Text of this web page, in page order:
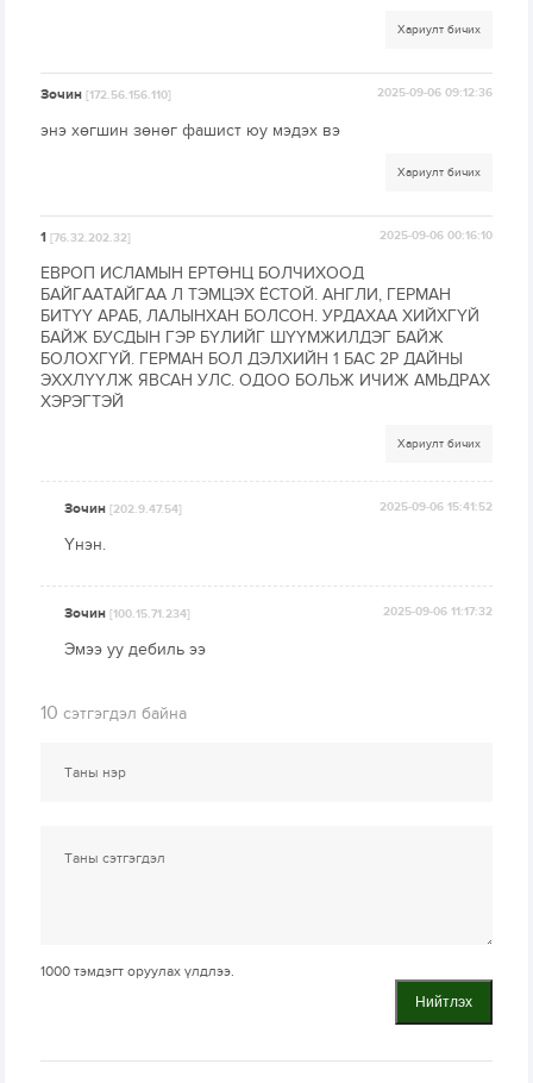
Хариулт бичих
Зочин[172.56.156.110] 2025-09-06 09:12:36
энэ хөгшин зөнөг фашист юу мэдэх вэ
Хариулт бичих
1[76.32.202.32] 2025-09-06 00:16:10
ЕВРОП ИСЛАМЫН ЕРТӨНЦ БОЛЧИХООД
БАЙГААТАЙГАА Л ТЭМЦЭХ ЁСТОЙ. АНГЛИ, ГЕРМАН
БИТҮҮ АРАБ, ЛАЛЫНХАН БОЛСОН. УРДАХАА ХИЙХГҮЙ
БАЙЖ БУСДЫН ГЭР БҮЛИЙГ ШҮҮМЖИЛДЭГ БАЙЖ
БОЛОХГҮЙ. ГЕРМАН БОЛ ДЭЛХИЙН 1 БАС 2Р ДАЙНЫ
ЭХХЛҮҮЛЖ ЯВСАН УЛС. ОДОО БОЛЬЖ ИЧИЖ АМЬДРАХ
ХЭРЭГТЭЙ
Хариулт бичих
Зочин[202.9.47.54] 2025-09-06 15:41:52
Үнэн.
Зочин[100.15.71.234] 2025-09-06 11:17:32
Эмээ уу дебиль ээ
10 сэтгэгдэл байна
1000 тэмдэгт оруулах үлдлээ.
Нийтлэх